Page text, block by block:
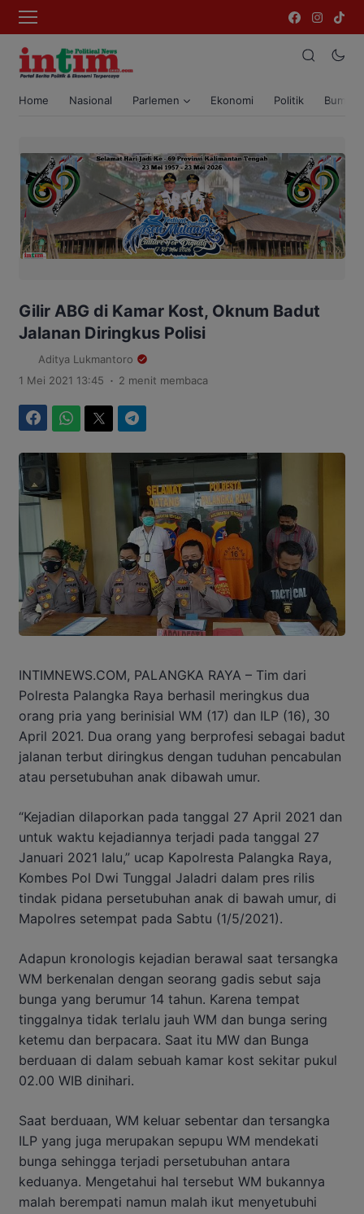
Home Nasional Parlemen Ekonomi Politik Bumi
Gilir ABG di Kamar Kost, Oknum Badut
Jalanan Diringkus Polisi
Aditya Lukmantoro
1 Mei 2021 13:45 . 2 menit membaca
INTIMNEWS.COM, PALANGKA RAYA – Tim dari
Polresta Palangka Raya berhasil meringkus dua
orang pria yang berinisial WM (17) dan ILP (16), 30
April 2021. Dua orang yang berprofesi sebagai badut
jalanan terbut diringkus dengan tuduhan pencabulan
atau persetubuhan anak dibawah umur.
“Kejadian dilaporkan pada tanggal 27 April 2021 dan
untuk waktu kejadiannya terjadi pada tanggal 27
Januari 2021 lalu,” ucap Kapolresta Palangka Raya,
Kombes Pol Dwi Tunggal Jaladri dalam pres rilis
tindak pidana persetubuhan anak di bawah umur, di
Mapolres setempat pada Sabtu (1/5/2021).
Adapun kronologis kejadian berawal saat tersangka
WM berkenalan dengan seorang gadis sebut saja
bunga yang berumur 14 tahun. Karena tempat
tinggalnya tidak terlalu jauh WM dan bunga sering
ketemu dan berpacara. Saat itu MW dan Bunga
berduaan di dalam sebuah kamar kost sekitar pukul
02.00 WIB dinihari.
Saat berduaan, WM keluar sebentar dan tersangka
ILP yang juga merupakan sepupu WM mendekati
bunga sehingga terjadi persetubuhan antara
keduanya. Mengetahui hal tersebut WM bukannya
malah berempati namun malah ikut menyetubuhi